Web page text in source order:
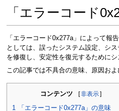
「エラーコード
「エラーコード0x277a」によって報
としては、誤ったシステム設定、シ
を修復し、安定性を復元するために
この記事では不具合の意味、原因お
コンテンツ [非表示]
1
「エラーコード0x277a」の意味
Once the download is complete, click